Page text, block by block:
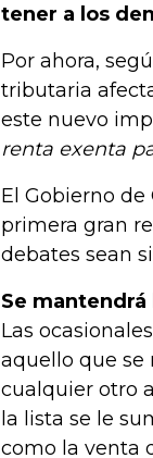
tener a los
Por ahora,
tributaria
este nuevo
renta exenta
El Gobierno
primera gran
debates sean
Se
Las
aquello que se
cualquier otro
la lista se le
como la venta